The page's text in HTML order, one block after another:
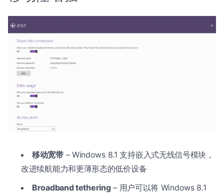
移动宽带– Windows 8.1 支持嵌入式无线信号模块，
改进续航能力和更薄形态的低价设备
Broadband tethering– 用户可以将 Windows 8.1